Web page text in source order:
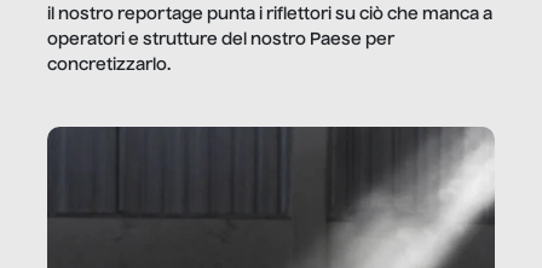
il nostro reportage punta i riflettori su ciò che manca a
operatori e strutture del nostro Paese per
concretizzarlo.